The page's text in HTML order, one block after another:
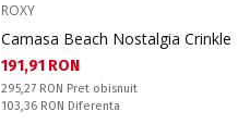
ROXY
Camasa Beach Nostalgia Crinkle
Текуща цена:
191,91 RON
Pret obisnuit:
295,27 RON Pret obisnuit
Спестявате:
103,36 RON Diferenta